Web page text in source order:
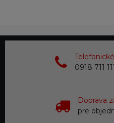
0918 711
Doprava
pre